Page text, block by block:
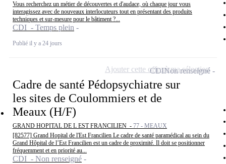
Vous recherchez un métier de découvertes et d'audace, où chaque jour vous
interagissez avec de nouveaux interlocuteurs tout en présentant des produits
techniques et sur-mesure pour le bâtiment ?...
CDI - Temps plein
Publié il y a 24 jours
Cadre de santé Pédopsychiatre sur
les sites de Coulommiers et de
Meaux (H/F)
GRAND HOPITAL DE L EST FRANCILIEN - 77 - MEAUX
[82577] Grand Hopital de l'Est Francilien Le cadre de santé paramédical au sein du
Grand Hôpital de l’Est Francilien est un cadre de proximité. Il doit se positionner
fréquemment et en priorité au...
CDI - Non renseigné
CDINon renseigné
Ajouter cette offre à ma sélection